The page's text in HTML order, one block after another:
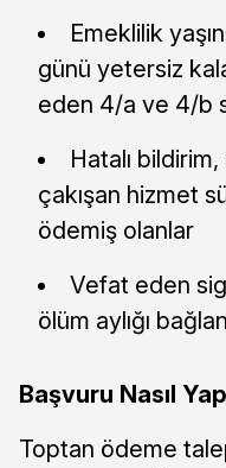
Emeklilik
günü yetersiz
eden 4/a ve 4/b
Hatalı
çakışan hizmet
ödemiş olanlar
Vefat eden
ölüm aylığı
Başvuru Nasıl
Toptan ödeme